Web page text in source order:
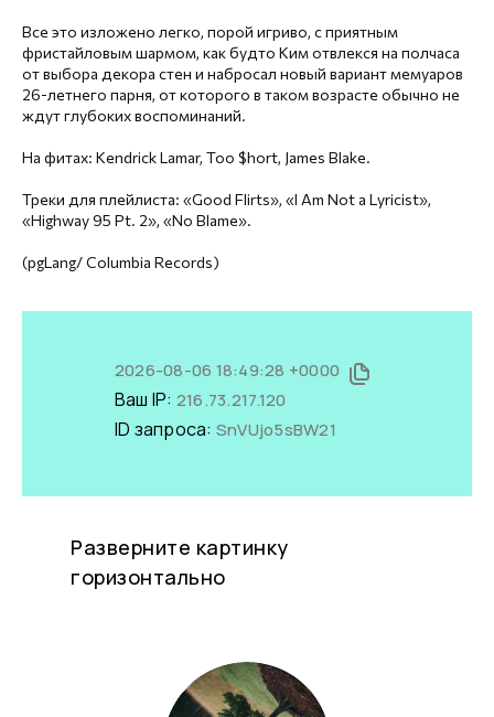
Все это изложено легко, порой игриво, с приятным
фристайловым шармом, как будто Ким отвлекся на полчаса
от выбора декора стен и набросал новый вариант мемуаров
26-летнего парня, от которого в таком возрасте обычно не
ждут глубоких воспоминаний.
На фитах: Kendrick Lamar, Too $hort, James Blake.
Треки для плейлиста: «Good Flirts», «I Am Not a Lyricist»,
«Highway 95 Pt. 2», «No Blame».
(pgLang/ Columbia Records)